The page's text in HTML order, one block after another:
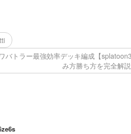
バトラー最強効率デッキ編成【
み方勝ち方を完全解